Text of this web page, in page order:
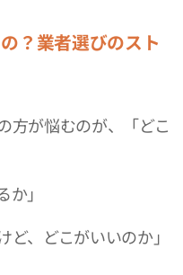
？業者選びのスト
方が悩むのが、「どこ
」
ど、どこがいいのか」